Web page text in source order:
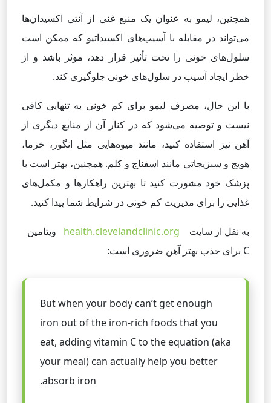
همچنین، لیمو به عنوان یک منبع غنی از آنتی اکسیدان‌ها
می‌تواند در مقابله با آسیب‌های اکسیداتیو که ممکن است
سلول‌های خونی را تحت تأثیر قرار دهد، موثر باشد و از
خطر ایجاد آسیب در سلول‌های خونی جلوگیری کند.
با این حال، مصرف لیمو برای کم خونی به تنهایی کافی
نیست و توصیه می‌شود که در کنار آن از منابع دیگری از
آهن نیز استفاده کنید، مانند میوه‌هایی مثل انگور، خرما،
هویج و سبزیجاتی مانند اسفناج و کلم. همچنین، بهتر است با
پزشک خود مشورت کنید تا بهترین راهکارها و مکمل‌های
غذایی را برای مدیریت کم خونی در شرایط شما پیدا کنید.
به نقل از سایت
ویتامین
C برای جذب بهتر آهن ضروری است:
But when your body can’t get enough
iron out of the iron-rich foods that you
eat, adding vitamin C to the equation (aka
your meal) can actually help you better
absorb iron.